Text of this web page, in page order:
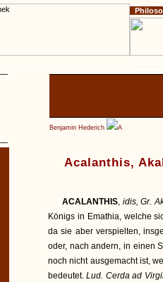
Benjamin Hederich A
Acalanthis,
ACALANTHIS, idis, Gr.
Königs in Emathia, welche
da sie aber verspielten,
oder, nach andern, in einen
noch nicht ausgemacht ist,
bedeutet.Lud. Cerda ad